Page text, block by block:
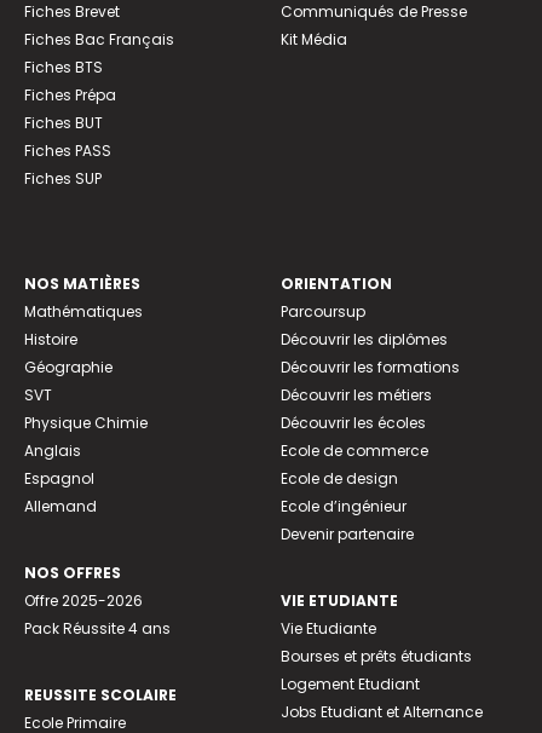
Fiches Brevet
Fiches Bac Français
Fiches BTS
Fiches Prépa
Fiches BUT
Fiches PASS
Fiches SUP
Communiqués de Presse
Kit Média
NOS MATIÈRES
Mathématiques
Histoire
Géographie
SVT
Physique Chimie
Anglais
Espagnol
Allemand
NOS OFFRES
Offre 2025-2026
Pack Réussite 4 ans
REUSSITE SCOLAIRE
Ecole Primaire
ORIENTATION
Parcoursup
Découvrir les diplômes
Découvrir les formations
Découvrir les métiers
Découvrir les écoles
Ecole de commerce
Ecole de design
Ecole d’ingénieur
Devenir partenaire
VIE ETUDIANTE
Vie Etudiante
Bourses et prêts étudiants
Logement Etudiant
Jobs Etudiant et Alternance